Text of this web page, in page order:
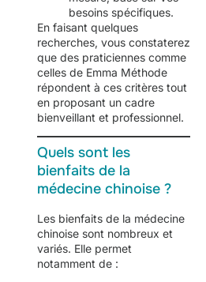
besoins spécifiques.
En faisant quelques
recherches, vous constaterez
que des praticiennes comme
celles de Emma Méthode
répondent à ces critères tout
en proposant un cadre
bienveillant et professionnel.
Quels sont les
bienfaits de la
médecine chinoise ?
Les bienfaits de la médecine
chinoise sont nombreux et
variés. Elle permet
notamment de :